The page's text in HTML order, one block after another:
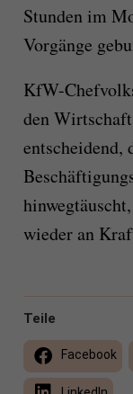
Stunden im
Vorgänge
KfW-
den
entscheidend,
wieder an
Teile
Facebook